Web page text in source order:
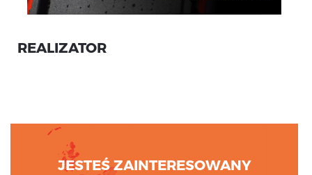
REALIZATOR
JESTEŚ ZAINTERESOWANY